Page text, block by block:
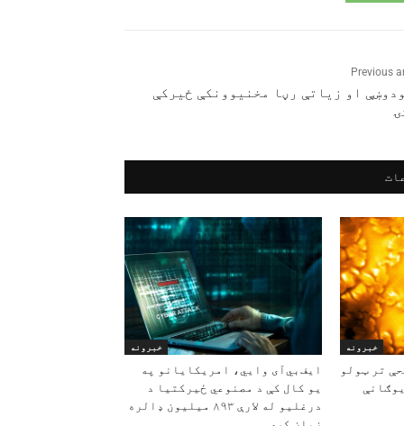
Previous
او زیاتې رڼا مخنیوونکې ځیرکې
خبرونه
تر ټولو
خبرونه
ایف‌بي‌آی وايي، امریکایانو په
یو کال کې د مصنوعي ځیرکتیا د
درغلیو له لارې ۸۹۳ میلیون ډالره